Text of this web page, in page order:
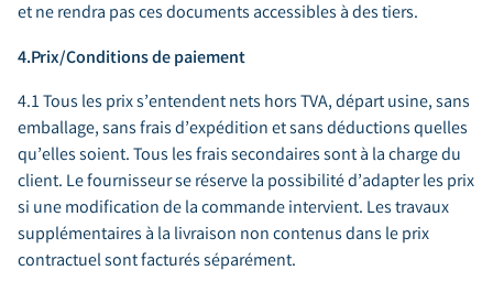
et ne rendra pas ces documents accessibles à des tiers.
4.Prix/Conditions de paiement
4.1 Tous les prix s’entendent nets hors TVA, départ usine, sans
emballage, sans frais d’expédition et sans déductions quelles
qu’elles soient. Tous les frais secondaires sont à la charge du
client. Le fournisseur se réserve la possibilité d’adapter les prix
si une modification de la commande intervient. Les travaux
supplémentaires à la livraison non contenus dans le prix
contractuel sont facturés séparément.